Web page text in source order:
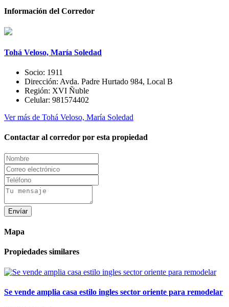
Información del Corredor
Tohá Veloso, María Soledad
Socio: 1911
Dirección: Avda. Padre Hurtado 984, Local B
Región: XVI Ñuble
Celular: 981574402
Ver más de Tohá Veloso, María Soledad
Contactar al corredor por esta propiedad
Envíar
Mapa
Propiedades similares
Se vende amplia casa estilo ingles sector oriente para remodelar